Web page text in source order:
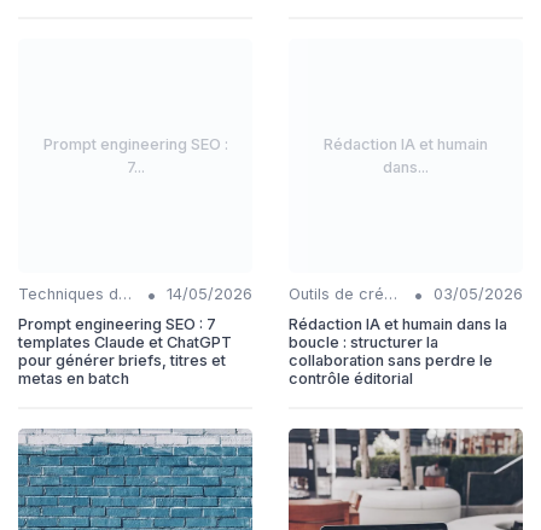
Prompt engineering SEO :
7...
Techniques de rédaction IA •
14/05/2026
Prompt engineering SEO : 7
templates Claude et ChatGPT
pour générer briefs, titres et
metas en batch
Rédaction IA et humain
dans...
Outils de création de contenu automatisés •
03/05/2026
Rédaction IA et humain dans la
boucle : structurer la
collaboration sans perdre le
contrôle éditorial